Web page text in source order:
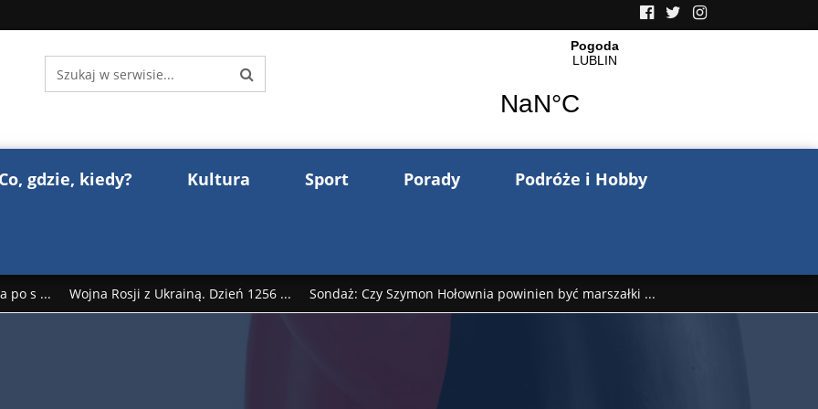
Co, gdzie, kiedy? Kultura Sport Porady Podróże i Hobby
po s ... Wojna Rosji z Ukrainą. Dzień 1256 ... Sondaż: Czy Szymon Hołownia powinien być marszałki ...